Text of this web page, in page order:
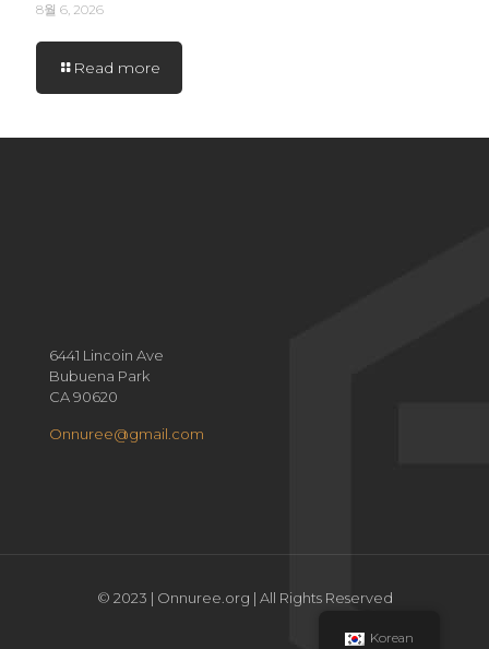
8월 6, 2026
Read more
6441 Lincoin Ave
Bubuena Park
CA 90620
Onnuree@gmail.com
© 2023 | Onnuree.org | All Rights Reserved
Korean